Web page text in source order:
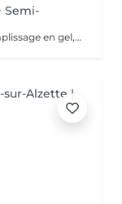
Semi-
Préparation de l'ongle, manucure russe, remplissage en gel, puis pose du semi-permanent et du top coat pour un rendu net et durable.